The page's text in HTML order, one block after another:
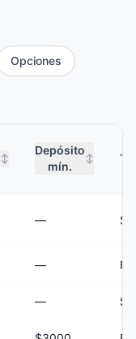
Opciones
↕
Depósito
mín.
↕
—
—
—